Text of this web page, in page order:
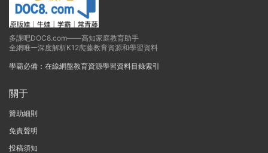
多課吧DOC8.com——高知家庭教育助手
全網唯一深度解析K12爬藤教育資源和學習資料
學霸必備：在線網盤教育資源學習資料目錄索引
關于
贊助細則
免責聲明
投稿須知